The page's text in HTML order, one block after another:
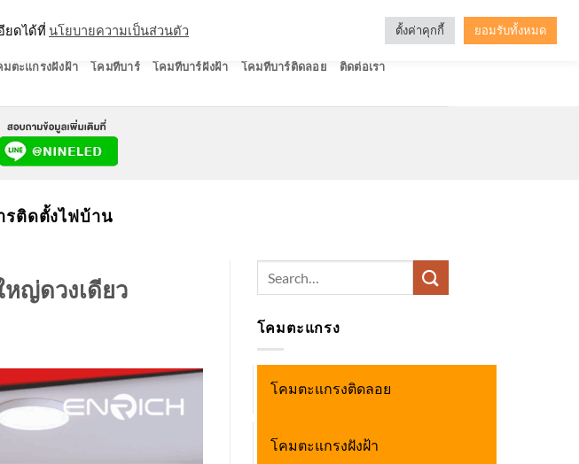
มตะแกรงฝังฝ้า โคมทีบาร์ โคมทีบาร์ฝังฝ้า โคมทีบาร์ติดลอย ติดต่อเรา
รติดตั้งไฟบ้าน
ญ่ดวงเดียว
โคมตะแกรง
โคมตะแกรงติดลอย
โคมตะแกรงฝังฝ้า
ยดได้ที่ นโยบายความเป็นส่วนตัว ตั้งค่าคุกกี้ ยอมรับทั้งหมด